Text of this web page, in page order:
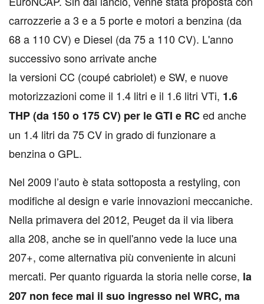
carrozzerie a 3 e a 5 porte e motori a benzina (da
68 a 110 CV) e Diesel (da 75 a 110 CV). L'anno
successivo sono arrivate anche
la versioni CC (coupé cabriolet) e SW, e nuove
motorizzazioni come il 1.4 litri e il 1.6 litri VTi, 1.6
THP (da 150 o 175 CV) per le GTI e RCed anche
un 1.4 litri da 75 CV in grado di funzionare a
benzina o GPL.
Nel 2009 l’auto è stata sottoposta a restyling, con
modifiche al design e varie innovazioni meccaniche.
Nella primavera del 2012, Peuget da il via libera
alla 208, anche se in quell'anno vede la luce una
207+, come alternativa più conveniente in alcuni
mercati. Per quanto riguarda la storia nelle corse, la
207 non fece mai il suo ingresso nel WRC, ma